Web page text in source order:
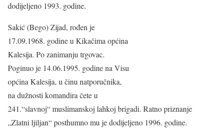
dodijeljeno 1993. godine.
Sakić (Bego) Zijad, rođen je
17.09.1968. godine u Kikačima općina
Kalesija. Po zanimanju trgovac.
Poginuo je 14.06.1995. godine na Visu
općina Kalesija, u činu natporučnika,
na dužnosti komandira čete u
241.“slavnoj“ muslimanskoj lahkoj brigadi. Ratno priznanje
„Zlatni ljiljan“ posthumno mu je dodijeljeno 1996. godine.